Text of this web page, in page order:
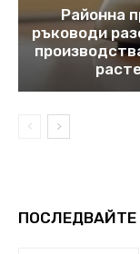
Районна
ръководи
ПОСЛЕДВАЙТЕ